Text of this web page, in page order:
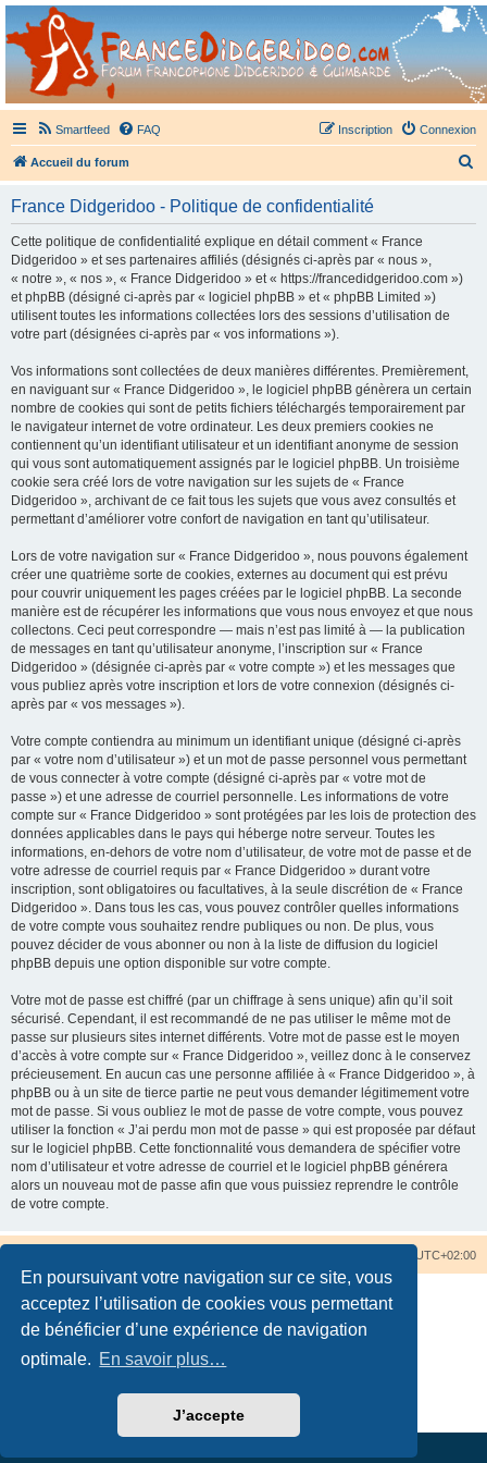
En poursuivant votre navigation sur ce site, vous
acceptez l’utilisation de cookies vous permettant
de bénéficier d’une expérience de navigation
optimale. En savoir plus…
J’accepte
France Didgeridoo
Didgeridoo et Guimbarde sur France Didgeridoo - retrouvez la communauté.
Smartfeed FAQ Connexion
Inscription
Accueil du forum
France Didgeridoo - Politique de confidentialité
Cette politique de confidentialité explique en détail comment « France
Didgeridoo » et ses partenaires affiliés (désignés ci-après par « nous »,
« notre », « nos », « France Didgeridoo » et « https://francedidgeridoo.com »)
et phpBB (désigné ci-après par « logiciel phpBB » et « phpBB Limited »)
utilisent toutes les informations collectées lors des sessions d’utilisation de
votre part (désignées ci-après par « vos informations »).
Vos informations sont collectées de deux manières différentes. Premièrement,
en naviguant sur « France Didgeridoo », le logiciel phpBB génèrera un certain
nombre de cookies qui sont de petits fichiers téléchargés temporairement par
le navigateur internet de votre ordinateur. Les deux premiers cookies ne
contiennent qu’un identifiant utilisateur et un identifiant anonyme de session
qui vous sont automatiquement assignés par le logiciel phpBB. Un troisième
cookie sera créé lors de votre navigation sur les sujets de « France
Didgeridoo », archivant de ce fait tous les sujets que vous avez consultés et
permettant d’améliorer votre confort de navigation en tant qu’utilisateur.
Lors de votre navigation sur « France Didgeridoo », nous pouvons également
créer une quatrième sorte de cookies, externes au document qui est prévu
pour couvrir uniquement les pages créées par le logiciel phpBB. La seconde
manière est de récupérer les informations que vous nous envoyez et que nous
collectons. Ceci peut correspondre — mais n’est pas limité à — la publication
de messages en tant qu’utilisateur anonyme, l’inscription sur « France
Didgeridoo » (désignée ci-après par « votre compte ») et les messages que
vous publiez après votre inscription et lors de votre connexion (désignés ci-
après par « vos messages »).
Votre compte contiendra au minimum un identifiant unique (désigné ci-après
par « votre nom d’utilisateur ») et un mot de passe personnel vous permettant
de vous connecter à votre compte (désigné ci-après par « votre mot de
passe ») et une adresse de courriel personnelle. Les informations de votre
compte sur « France Didgeridoo » sont protégées par les lois de protection des
données applicables dans le pays qui héberge notre serveur. Toutes les
informations, en-dehors de votre nom d’utilisateur, de votre mot de passe et de
votre adresse de courriel requis par « France Didgeridoo » durant votre
inscription, sont obligatoires ou facultatives, à la seule discrétion de « France
Didgeridoo ». Dans tous les cas, vous pouvez contrôler quelles informations
de votre compte vous souhaitez rendre publiques ou non. De plus, vous
pouvez décider de vous abonner ou non à la liste de diffusion du logiciel
phpBB depuis une option disponible sur votre compte.
Votre mot de passe est chiffré (par un chiffrage à sens unique) afin qu’il soit
sécurisé. Cependant, il est recommandé de ne pas utiliser le même mot de
passe sur plusieurs sites internet différents. Votre mot de passe est le moyen
d’accès à votre compte sur « France Didgeridoo », veillez donc à le conservez
précieusement. En aucun cas une personne affiliée à « France Didgeridoo », à
phpBB ou à un site de tierce partie ne peut vous demander légitimement votre
mot de passe. Si vous oubliez le mot de passe de votre compte, vous pouvez
utiliser la fonction « J’ai perdu mon mot de passe » qui est proposée par défaut
sur le logiciel phpBB. Cette fonctionnalité vous demandera de spécifier votre
nom d’utilisateur et votre adresse de courriel et le logiciel phpBB générera
alors un nouveau mot de passe afin que vous puissiez reprendre le contrôle
de votre compte.
UTC+02:00
Traduction française officielle©
Confidentialité